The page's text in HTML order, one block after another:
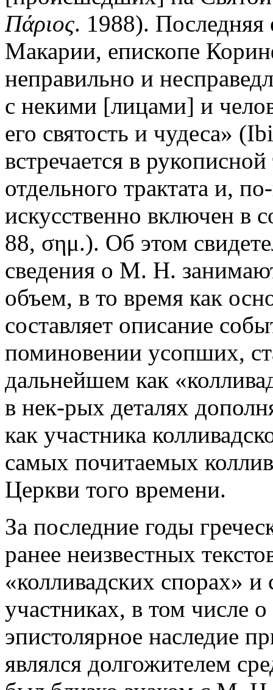
Πάριος. 1988). Последняя
Макарии, епископе
неправильно и
с некими [лицами] и
его святость и чудеса»
встречается в
отдельного трактата и,
искусственно включен в
88, σημ.). Об этом
сведения о М. Н.
объем, в то время как
составляет описание
поминовении усопших,
дальнейшем как
в нек-рых деталях
как участника
самых почитаемых
Церкви того времени.
За последние годы
ранее неизвестных
«колливадских спорах»
участниках, в том числе
эпистолярное наследие
являлся долгожителем